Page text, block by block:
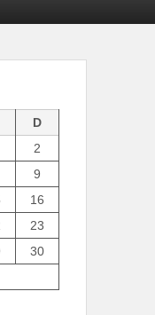
D
2
9
16
23
30